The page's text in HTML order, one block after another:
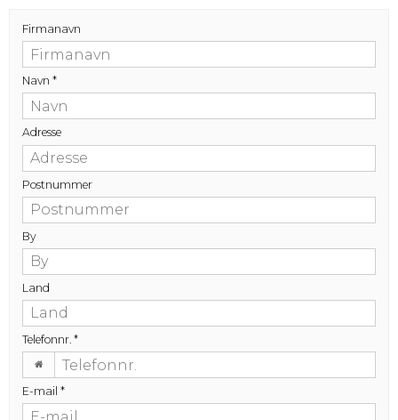
Firmanavn
Navn *
Adresse
Postnummer
By
Land
Telefonnr. *
E-mail *